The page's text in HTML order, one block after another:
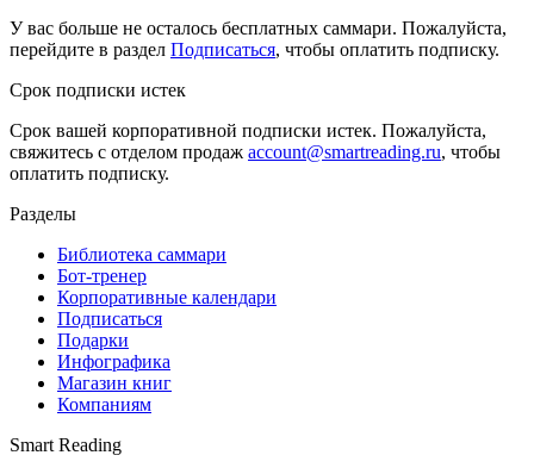
У вас больше не осталось бесплатных саммари. Пожалуйста,
перейдите в раздел Подписаться, чтобы оплатить подписку.
Срок подписки истек
Срок вашей корпоративной подписки истек. Пожалуйста,
свяжитесь с отделом продаж account@smartreading.ru, чтобы
оплатить подписку.
Разделы
Библиотека саммари
Бот-тренер
Корпоративные календари
Подписаться
Подарки
Инфографика
Магазин книг
Компаниям
Smart Reading